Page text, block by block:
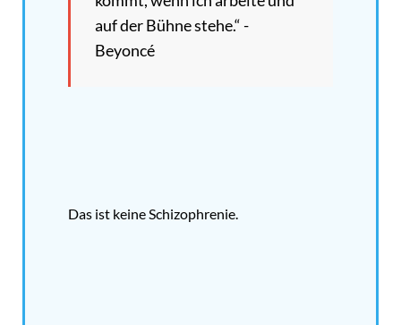
auf der Bühne stehe.“ -
Beyoncé
Das ist keine Schizophrenie.